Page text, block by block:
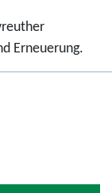
Erneuerung.